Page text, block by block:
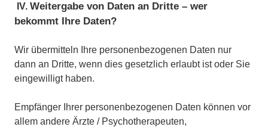
IV. Weitergabe von Daten an Dritte – wer
bekommt Ihre Daten?
Wir übermitteln Ihre personenbezogenen Daten nur
dann an Dritte, wenn dies gesetzlich erlaubt ist oder Sie
eingewilligt haben.
Empfänger Ihrer personenbezogenen Daten können vor
allem andere Ärzte / Psychotherapeuten,